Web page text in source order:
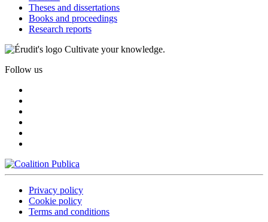
Theses and dissertations
Books and proceedings
Research reports
Cultivate your knowledge.
Follow us
Privacy policy
Cookie policy
Terms and conditions